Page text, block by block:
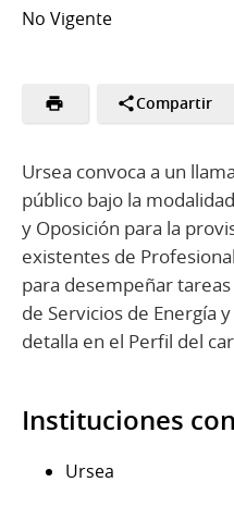
No Vigente
Compartir
Ursea convoca a un
público bajo la
y Oposición para la
existentes de
para desempeñar
de Servicios de Energía
detalla en el Perfil del
Instituciones
Ursea